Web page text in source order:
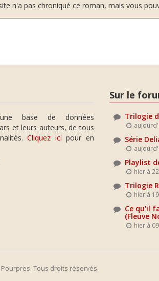
n'a pas chroniqué ce roman, mais vous
base de données
et leurs auteurs, de tous
Cliquez ici pour en
Sur le
Trilogie
Série
Playlist
hier à
Trilogie
hier à
Ce qu'il
(Fleuve
hier à
Tous droits réservés.